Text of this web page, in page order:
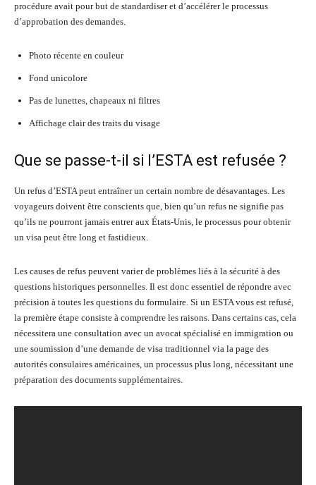
procédure avait pour but de standardiser et d’accélérer le processus
d’approbation des demandes.
Photo récente en couleur
Fond unicolore
Pas de lunettes, chapeaux ni filtres
Affichage clair des traits du visage
Que se passe-t-il si l’ESTA est refusée ?
Un refus d’ESTA peut entraîner un certain nombre de désavantages. Les
voyageurs doivent être conscients que, bien qu’un refus ne signifie pas
qu’ils ne pourront jamais entrer aux États-Unis, le processus pour obtenir
un visa peut être long et fastidieux.
Les causes de refus peuvent varier de problèmes liés à la sécurité à des
questions historiques personnelles. Il est donc essentiel de répondre avec
précision à toutes les questions du formulaire. Si un ESTA vous est refusé,
la première étape consiste à comprendre les raisons. Dans certains cas, cela
nécessitera une consultation avec un avocat spécialisé en immigration ou
une soumission d’une demande de visa traditionnel via la page des
autorités consulaires américaines, un processus plus long, nécessitant une
préparation des documents supplémentaires.